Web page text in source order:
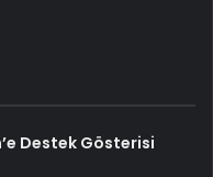
Destek Gösterisi